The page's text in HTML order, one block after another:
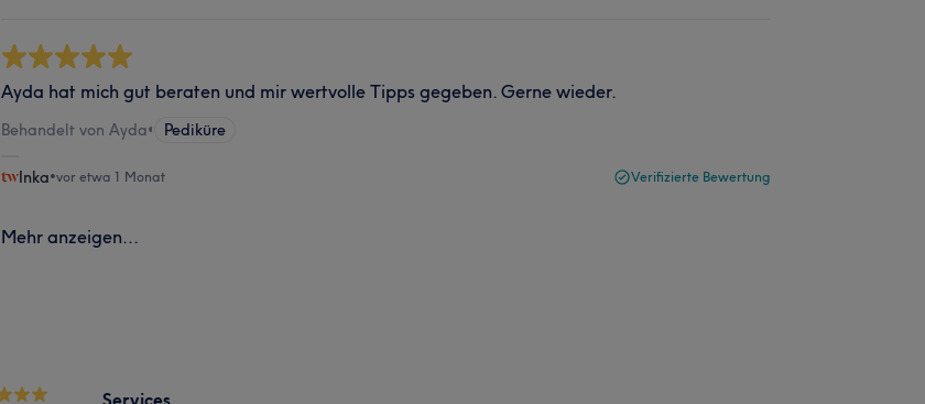
Ayda hat mich gut beraten und mir wertvolle Tipps gegeben. Gerne wieder.
Behandelt von Ayda• Pediküre
Inka•vor etwa 1 Monat Verifizierte Bewertung
Mehr anzeigen...
Services